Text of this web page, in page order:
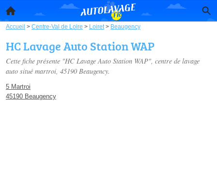
Accueil > Centre-Val de Loire > Loiret > Beaugency
HC Lavage Auto Station WAP
Cette fiche présente "HC Lavage Auto Station WAP", centre de lavage
auto situé martroi, 45190 Beaugency.
5 Martroi
45190 Beaugency